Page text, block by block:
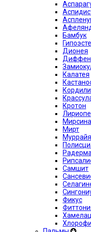
Бамбук
Дионея
Калатея
Кротон
Лириопе
Мирсина
Мирт
Муррайя
Самшит
Фикус